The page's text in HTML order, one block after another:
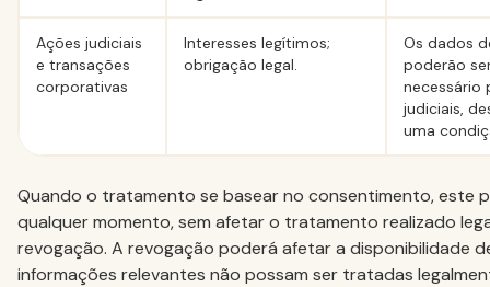
Ações judiciais
e transações
corporativas
Interesses legítimos;
obrigação legal.
Os dados
poderão
necessário
judiciais,
uma
Quando o tratamento se basear no consentimento, este
qualquer momento, sem afetar o tratamento realizado
revogação. A revogação poderá afetar a disponibilidade
informações relevantes não possam ser tratadas